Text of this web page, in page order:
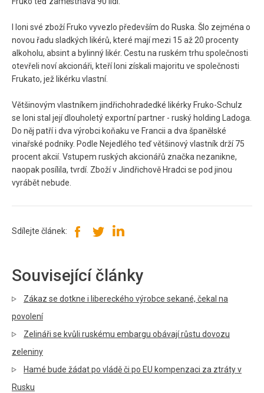
I loni své zboží Fruko vyvezlo především do Ruska. Šlo zejména o
novou řadu sladkých likérů, které mají mezi 15 až 20 procenty
alkoholu, absint a bylinný likér. Cestu na ruském trhu společnosti
otevřeli noví akcionáři, kteří loni získali majoritu ve společnosti
Frukato, jež likérku vlastní.
Většinovým vlastníkem jindřichohradedké likérky Fruko-Schulz
se loni stal její dlouholetý exportní partner - ruský holding Ladoga.
Do něj patří i dva výrobci koňaku ve Francii a dva španělské
vinařské podniky. Podle Nejedlého teď většinový vlastník drží 75
procent akcií. Vstupem ruských akcionářů značka nezanikne,
naopak posílila, tvrdí. Zboží v Jindřichově Hradci se pod jinou
vyrábět nebude.
Sdílejte článek:
Související články
Zákaz se dotkne i libereckého výrobce sekané, čekal na
povolení
Zelináři se kvůli ruskému embargu obávají růstu dovozu
zeleniny
Hamé bude žádat po vládě či po EU kompenzaci za ztráty v
Rusku